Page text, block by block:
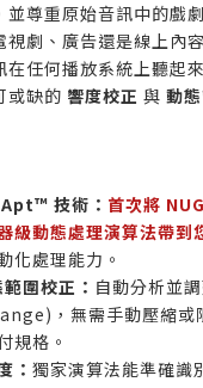
並尊重原始音訊中的戲
劇、廣告還是線上內容
在任何播放系統上聽起
或缺的 響度校正 與 動
技術： 首次將
級動態處理演算法帶到
化處理能力。
圍校正： 自動分析並
，無需手動壓縮或
規格。
： 獨家演算法能準確識